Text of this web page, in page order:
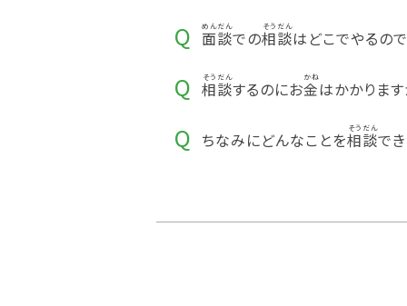
面談での相談はどこでやるの
相談するのにお金はかかります
ちなみにどんなことを相談で